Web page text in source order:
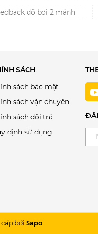
đồ bơi 2 mảnh
SÁCH
sách bảo mật
sách vận chuyển
sách đổi trả
định sử dụng
bởi Sapo